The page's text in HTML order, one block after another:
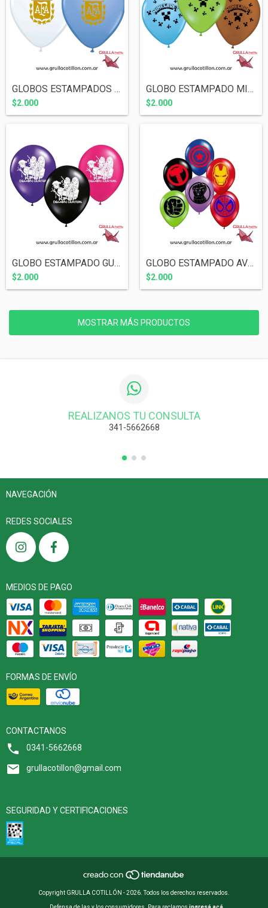
GLOBOS ESTAMPADOS ARGENTINA x5
$2.000
GLOBO ESTAMPADO MINECRAFT x5
$2.000
GLOBO ESTAMPADO GUERRERAS K-POP x5
$2.000
GLOBO ESTAMPADO AVENGERS x5
$2.000
MOSTRAR MÁS PRODUCTOS
REALIZANOS TU CONSULTA
341-5662668
NAVEGACIÓN
REDES SOCIALES
MEDIOS DE PAGO
FORMAS DE ENVÍO
CONTACTANOS
0341-5662668
grullacotillon@gmail.com
SEGURIDAD Y CERTIFICACIONES
Copyright GRULLA COTILLÓN - 2026. Todos los derechos reservados.